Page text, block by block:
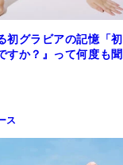
初グラビアの記憶「初
すか？』って何度も聞
ス